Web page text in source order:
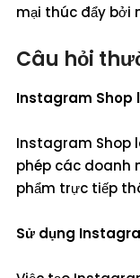
mại thúc đẩy bởi
Câu hỏi
Instagram Shop
Instagram Shop
phép các doanh
phẩm trực tiếp
Sử dụng